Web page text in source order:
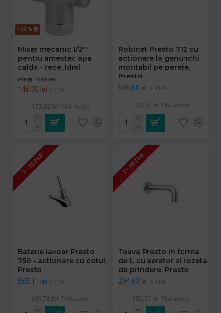
-23 %
Mixer mecanic 1/2''
pentru amestec apa
calda - rece, Idral
PRP 190,00 lei
146,30 lei + TVA
177,02 lei TVA inclus
Robinet Presto 712 cu
actionare la genunchi
montabil pe perete,
Presto
606,00 lei + TVA
733,26 lei TVA inclus
7 - 10 ZILE
Baterie lavoar Presto
750 - actionare cu cotul,
Presto
565,11 lei + TVA
683,78 lei TVA inclus
7 - 10 ZILE
Teava Presto in forma
de L cu aerator si rozeta
de prindere, Presto
294,63 lei + TVA
356,50 lei TVA inclus